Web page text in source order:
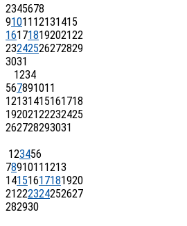
2345678
91011 12131415
16171819202122
23242526272829
3031
1234
567891011
12131415161718
19202122232425
262728293031
123456
7891011 1213
14151617181920
21222324252627
282930